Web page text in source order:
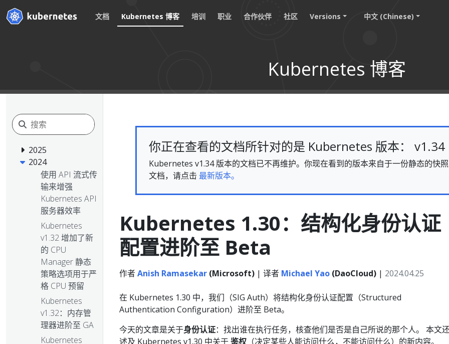
文档 Kubernetes 博客 培训 职业 合作伙伴 社区 Versions 中文 (Chinese)
Kubernetes 博客
2025
2024
使用 API 流式传
输来增强
Kubernetes API
服务器效率
Kubernetes
v1.32 增加了新
的 CPU
Manager 静态
策略选项用于严
格 CPU 预留
Kubernetes
v1.32：内存管
理器进阶至 GA
Kubernetes
你正在查看的文档所针对的是 Kubernetes 版本： v1.34
Kubernetes v1.34 版本的文档已不再维护。你现在看到的版本来自于一份静态的快
文档，请点击 最新版本。
Kubernetes 1.30：结构化身份认证
配置进阶至 Beta
作者Anish Ramasekar (Microsoft) | 译者 Michael Yao (DaoCloud) | 2024.04.25
在 Kubernetes 1.30 中，我们（SIG Auth）将结构化身份认证配置（Structured
Authentication Configuration）进阶至 Beta。
今天的文章是关于身份认证：找出谁在执行任务，核查他们是否是自己所说的那个人。 本文
述及 Kubernetes v1.30 中关于鉴权 （决定某些人能访问什么，不能访问什么）的新内容。